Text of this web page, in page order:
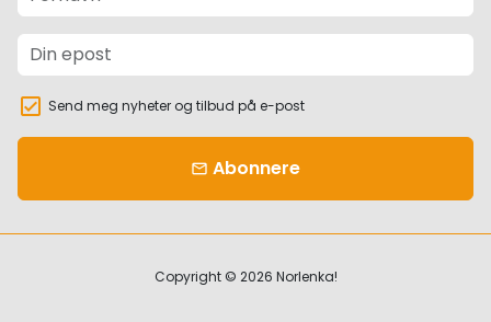
Send meg nyheter og tilbud på e-post
email Abonnere
Copyright © 2026 Norlenka!